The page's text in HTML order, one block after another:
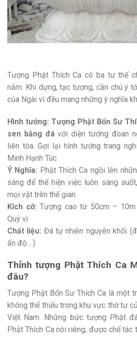
Tượng Phật Thích Ca có ba tư thế
nằm. Khi dựng, tạc tượng, cần chú ý
của Ngài vì đều mang những ý nghĩa
Hình tướng: Tượng Phật Bổn Sư
sen bằng đávới diện tướng đoan
liên tòa. Gợi lại hình tướng trang
Minh Hạnh Túc.
Ý Nghĩa: Phật Thích Ca ngồi lên
sáng để thể hiện việc luôn sáng
mọi vật trên thế gian.
Kích cỡ: Tượng cao từ 50cm –
Quý vị
Chất liệu: Đá tự nhiên nguyên khối
ấn độ….)
Thỉnh tượng Phật Thích Ca
đâu?
Tượng Phật Bổn Sư Thích Ca là một
không thể thiếu trong khu vực thờ tự
Việt Nam. Những bức tượng Phật
Phật Thích Ca nói riêng, được chế tác